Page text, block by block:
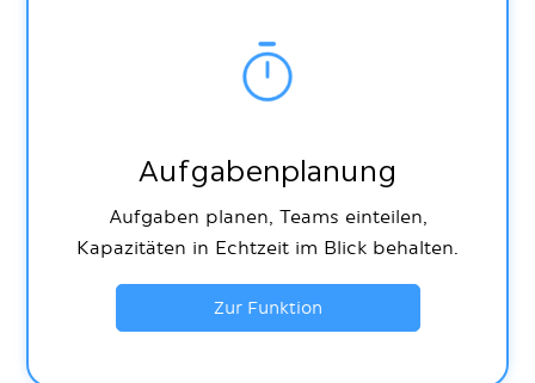
Aufgabenplanung
Aufgaben planen, Teams einteilen,
Kapazitäten in Echtzeit im Blick behalten.
Zur Funktion